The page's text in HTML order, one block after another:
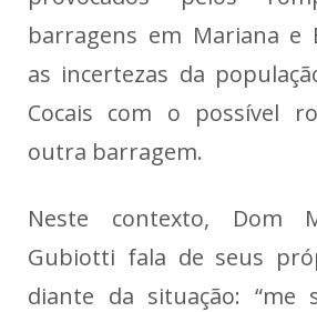
barragens em Mariana e
as incertezas da
Cocais com o possível
outra barragem.
Neste contexto, Dom
Gubiotti fala de seus
diante da situação: “me